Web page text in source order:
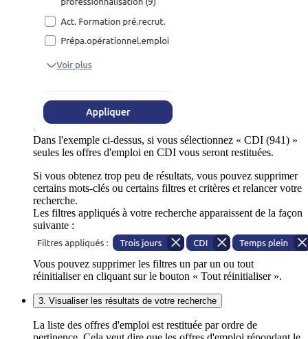
Dans l'exemple ci-dessus, si vous sélectionnez « CDI (941) »
seules les offres d'emploi en CDI vous seront restituées.
Si vous obtenez trop peu de résultats, vous pouvez supprimer
certains mots-clés ou certains filtres et critères et relancer votre
recherche.
Les filtres appliqués à votre recherche apparaissent de la façon
suivante :
Vous pouvez supprimer les filtres un par un ou tout
réinitialiser en cliquant sur le bouton « Tout réinitialiser ».
3. Visualiser les résultats de votre recherche
La liste des offres d'emploi est restituée par ordre de